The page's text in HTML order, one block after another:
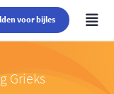
voor bijles
Grieks